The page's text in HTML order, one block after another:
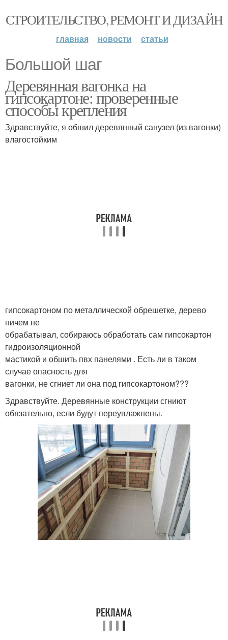
СТРОИТЕЛЬСТВО, РЕМОНТ И ДИЗАЙН
главная новости статьи
Большой шаг
Деревянная вагонка на
гипсокартоне: проверенные
способы крепления
Здравствуйте, я обшил деревянный санузел (из вагонки)
влагостойким
гипсокартоном по металлической обрешетке, дерево
ничем не
обрабатывал, собираюсь обработать сам гипсокартон
гидроизоляционной
мастикой и обшить пвх панелями . Есть ли в таком
случае опасность для
вагонки, не сгниет ли она под гипсокартоном???
Здравствуйте. Деревянные конструкции сгниют
обязательно, если будут переувлажнены.